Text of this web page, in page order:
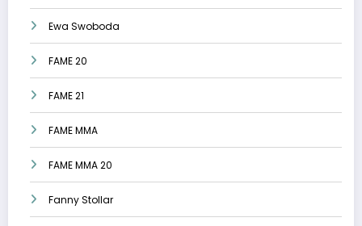
Ewa Swoboda
FAME 20
FAME 21
FAME MMA
FAME MMA 20
Fanny Stollar